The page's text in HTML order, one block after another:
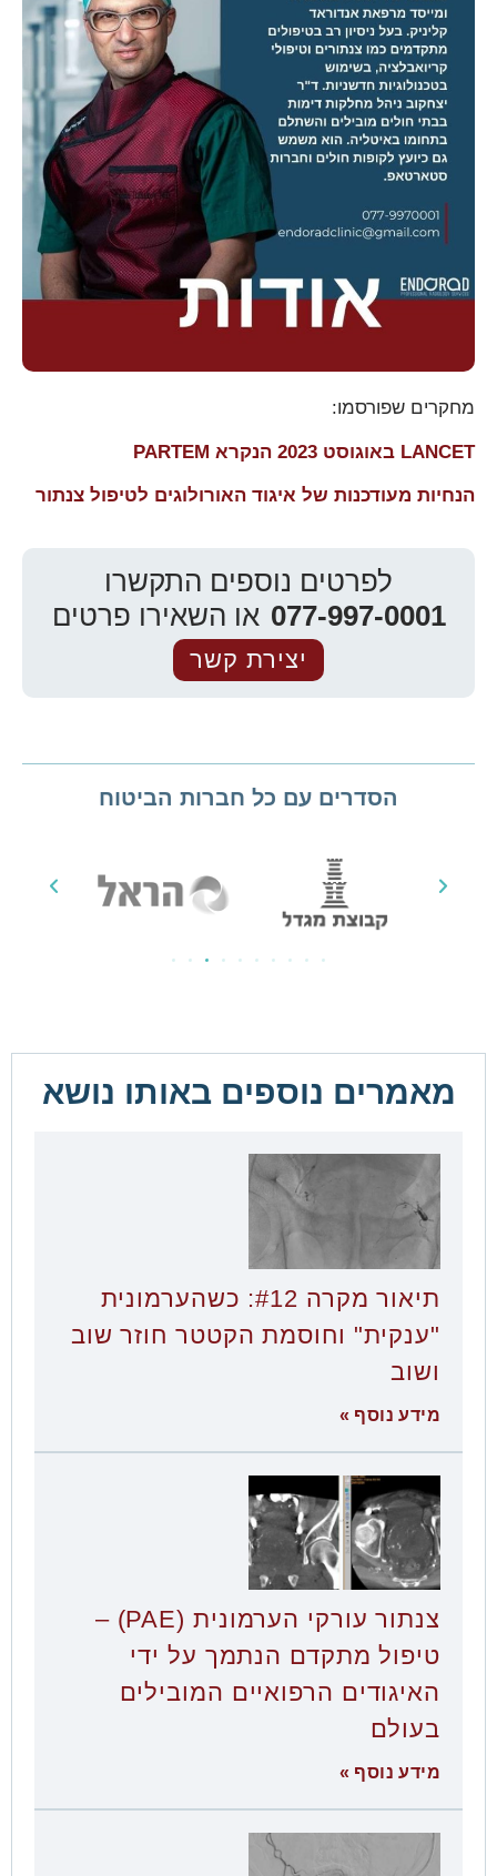
מחקרים שפורסמו:
LANCET באוגוסט 2023 הנקרא PARTEM
הנחיות מעודכנות של איגוד האורולוגים לטיפול צנתור
לפרטים נוספים התקשרו
077-997-0001 או השאירו פרטים
יצירת קשר
הסדרים עם כל חברות הביטוח
מאמרים נוספים באותו נושא
תיאור מקרה #12: כשהערמונית
"ענקית" וחוסמת הקטטר חוזר שוב
ושוב
מידע נוסף »
צנתור עורקי הערמונית (PAE) –
טיפול מתקדם הנתמך על ידי
האיגודים הרפואיים המובילים
בעולם
מידע נוסף »